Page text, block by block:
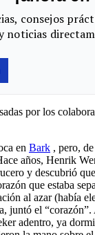
por los
en Bark , pero,
años, Henrik
y descubrió
que estaba
al azar (había
juntó el “corazón”.
adentro, ya